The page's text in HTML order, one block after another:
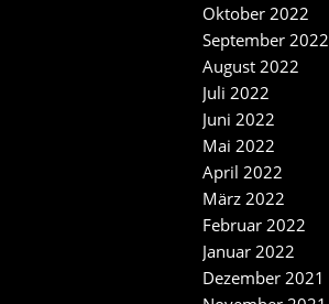
Oktober 2022
September 2022
August 2022
Juli 2022
Juni 2022
Mai 2022
April 2022
März 2022
Februar 2022
Januar 2022
Dezember 2021